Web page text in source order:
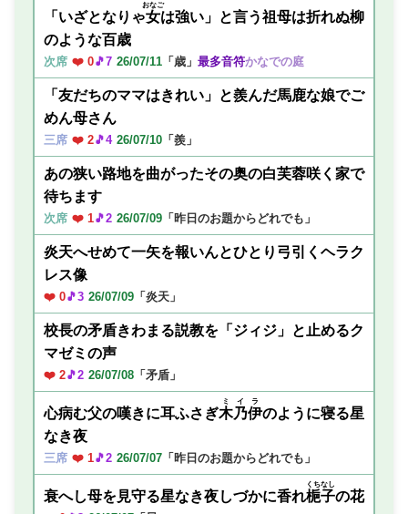
「いざとなりゃ女
おなご
は強い」と言う祖母は折れぬ柳
のような百歳
次席 ❤️ 0🎵7 26/07/11 「歳」 最多音符かなでの庭
「友だちのママはきれい」と羨んだ馬鹿な娘でご
めん母さん
三席 ❤️ 2🎵4 26/07/10 「羨」
あの狭い路地を曲がったその奥の白芙蓉咲く家で
待ちます
次席 ❤️ 1🎵2 26/07/09 「昨日のお題からどれでも」
炎天へせめて一矢を報いんとひとり弓引くヘラク
レス像
❤️ 0🎵3 26/07/09 「炎天」
校長の矛盾きわまる説教を「ジィジ」と止めるク
マゼミの声
❤️ 2🎵2 26/07/08 「矛盾」
心病む父の嘆きに耳ふさぎ木乃伊
ミイラ
のように寝る星
なき夜
三席 ❤️ 1🎵2 26/07/07 「昨日のお題からどれでも」
衰へし母を見守る星なき夜しづかに香れ梔子
くちなし
の花